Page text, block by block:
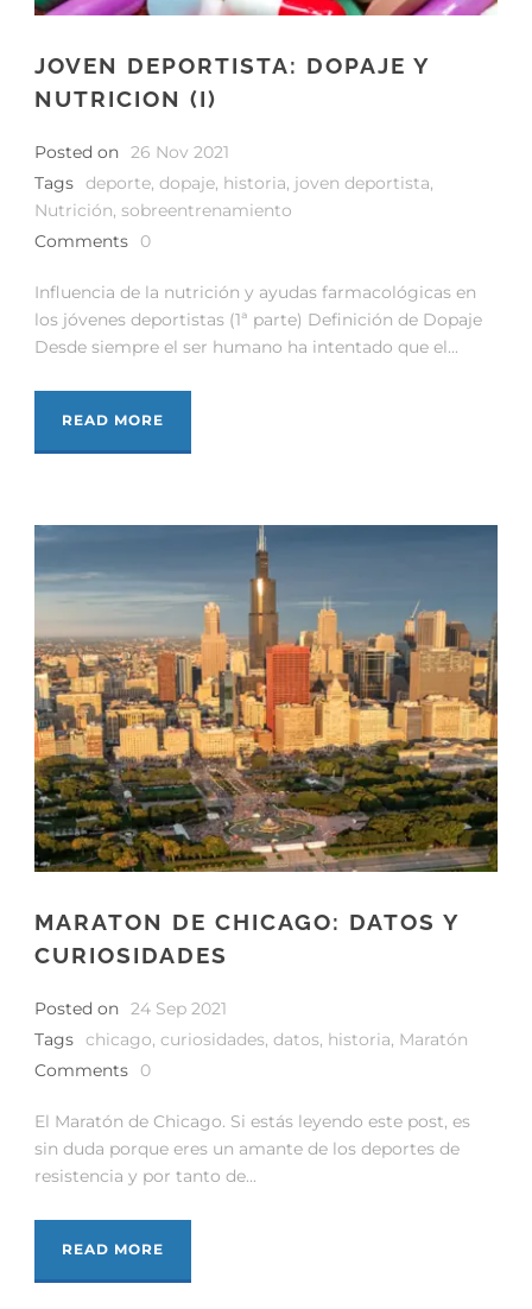
JOVEN DEPORTISTA: DOPAJE Y
NUTRICION (I)
Posted on 26 Nov 2021
Tags deporte, dopaje, historia, joven deportista,
Nutrición, sobreentrenamiento
Comments
0
Influencia de la nutrición y ayudas farmacológicas en
los jóvenes deportistas (1ª parte) Definición de Dopaje
Desde siempre el ser humano ha intentado que el...
READ MORE
MARATON DE CHICAGO: DATOS Y
CURIOSIDADES
Posted on 24 Sep 2021
Tags chicago, curiosidades, datos, historia, Maratón
Comments
0
El Maratón de Chicago. Si estás leyendo este post, es
sin duda porque eres un amante de los deportes de
resistencia y por tanto de...
READ MORE